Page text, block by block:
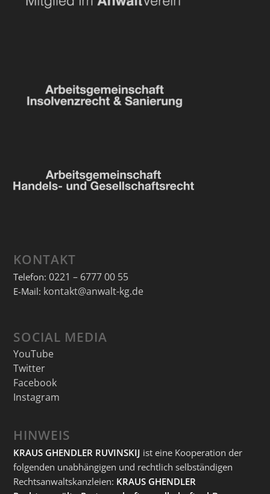
KONTAKT
Telefon: 0221 – 6777 00 55
E-Mail: kontakt@anwalt-kg.de
SOCIAL MEDIA
YouTube
Twitter
Facebook
Instagram
HINWEIS
KRAUS GHENDLER RUVINSKIJ ist eine Kooperation der
folgenden unabhängigen und rechtlich selbständigen
Rechtsanwaltskanzleien: KRAUS GHENDLER